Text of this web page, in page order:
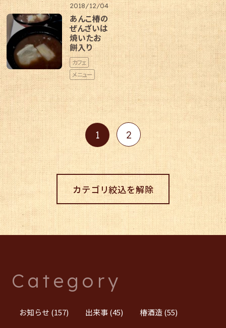
2018/12/04
あんこ椿の
ぜんざいは
焼いたお
餅入り
カフェ
メニュー
1 2
カテゴリ絞込を解除
Category
お知らせ (157) 出来事(45) 椿酒造(55)